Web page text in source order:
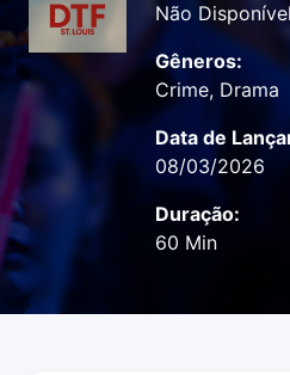
Não Disponível
Gêneros:
Crime, Drama
Data de
08/03/2026
Duração:
60 Min